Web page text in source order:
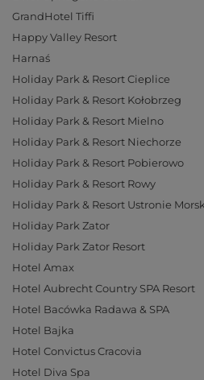
GrandHotel Tiffi
Happy Valley Resort
Harnaś
Holiday Park & Resort Cieplice
Holiday Park & Resort Kołobrzeg
Holiday Park & Resort Mielno
Holiday Park & Resort Niechorze
Holiday Park & Resort Pobierowo
Holiday Park & Resort Rowy
Holiday Park & Resort Ustronie
Holiday Park Zator
Holiday Park Zator Resort
Hotel Amax
Hotel Aubrecht Country SPA Resort
Hotel Bacówka Radawa & SPA
Hotel Bajka
Hotel Convictus Cracovia
Hotel Diva Spa